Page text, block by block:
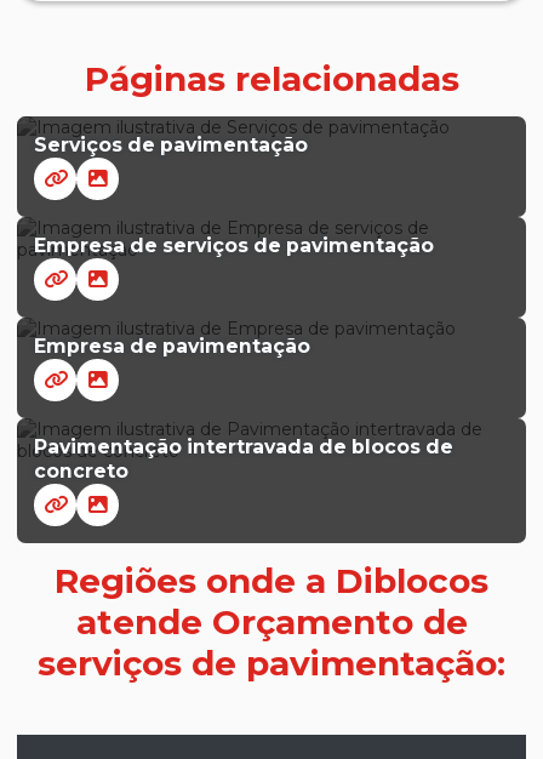
Páginas relacionadas
Serviços de pavimentação
Empresa de serviços de pavimentação
Empresa de pavimentação
Pavimentação intertravada de blocos de
concreto
Regiões onde a Diblocos
atende Orçamento de
serviços de pavimentação: